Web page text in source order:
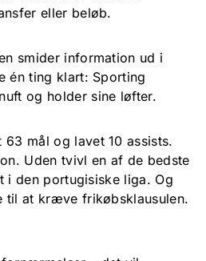
eller beløb.
smider information ud i
én ting klart: Sporting
og holder sine løfter.
63 mål og lavet 10 assists.
Uden tvivl en af de bedste
i den portugisiske liga. Og
til at kræve frikøbsklausulen.